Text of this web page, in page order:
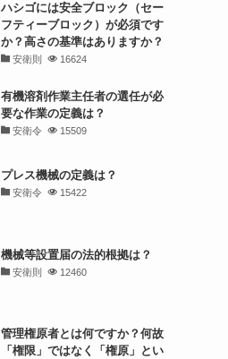
ハシゴには安全ブロック（セー
フティーブロック）が必須です
か？高さの基準はありますか？
安衛則 16624
有機溶剤作業主任者の選任が必
要な作業の定義は？
安衛令 15509
プレス機械の定義は？
安衛令 15422
機械等設置届の法的根拠は？
安衛則 12460
管理権原者とは何ですか？何故
「権限」ではなく「権原」とい